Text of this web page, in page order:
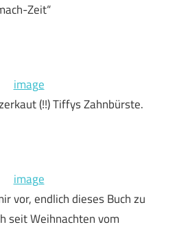
Zeit“
(!!) Tiffys Zahnbürste.
vor, endlich dieses Buch zu
seit Weihnachten vom